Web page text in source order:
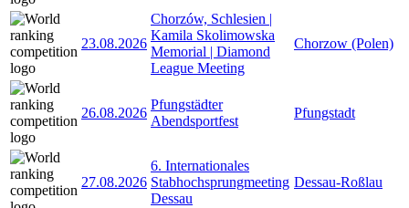
23.08.2026
Chorzów, Schlesien |
Kamila Skolimowska
Memorial | Diamond
League Meeting
Chorzow (Polen)
26.08.2026
Pfungstädter
Abendsportfest
Pfungstadt
27.08.2026
6. Internationales
Stabhochsprungmeeting
Dessau
Dessau-Roßlau